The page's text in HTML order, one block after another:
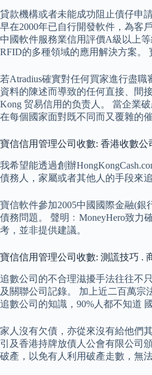
貸款機構或者未能成功阻止債仔申
早在2000年已自行開發軟件，為客
中國軟件服務業信用評價A級以上
RFID的多種領域的應用解決方案。
若Atradius確實對任何買家進行盡
資料的陳述而導致的任何直接、間
Kong 贸易信用的负责人。 當企業
在每個國家面對既不同而又覆雜的
寶信信用管理公司收數: 香港收數
我希望能透過創辦
債務人，家屬或者其他人的手段來
寶信軟件參加2005中國國際金融(
債務問題。 聲明﹕MoneyHero致力
考，並非提供建議。
寶信信用管理公司收數: 測謊技巧 .
追數公司的不合理滋擾手法往往不
及關聯公司記錄。 加上近二百萬
追數公司的知識，90%人都不知道
家人沒有欠債，亦從來沒有給他們
引及香港持牌放債人公會有限公司
破產，以免有人利用破產走數，無